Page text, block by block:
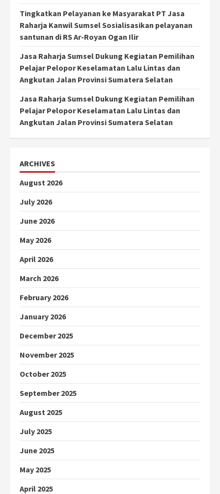
Tingkatkan Pelayanan ke Masyarakat PT Jasa
Raharja Kanwil Sumsel Sosialisasikan pelayanan
santunan di RS Ar-Royan Ogan Ilir
Jasa Raharja Sumsel Dukung Kegiatan Pemilihan
Pelajar Pelopor Keselamatan Lalu Lintas dan
Angkutan Jalan Provinsi Sumatera Selatan
Jasa Raharja Sumsel Dukung Kegiatan Pemilihan
Pelajar Pelopor Keselamatan Lalu Lintas dan
Angkutan Jalan Provinsi Sumatera Selatan
ARCHIVES
August 2026
July 2026
June 2026
May 2026
April 2026
March 2026
February 2026
January 2026
December 2025
November 2025
October 2025
September 2025
August 2025
July 2025
June 2025
May 2025
April 2025